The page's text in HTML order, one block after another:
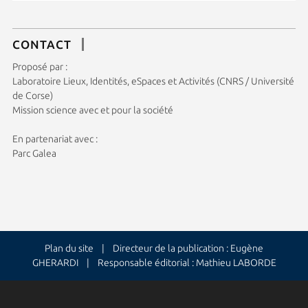
CONTACT
Proposé par :
Laboratoire Lieux, Identités, eSpaces et Activités (CNRS / Université
de Corse)
Mission science avec et pour la société
En partenariat avec :
Parc Galea
Plan du site | Directeur de la publication : Eugène
GHERARDI | Responsable éditorial : Mathieu LABORDE